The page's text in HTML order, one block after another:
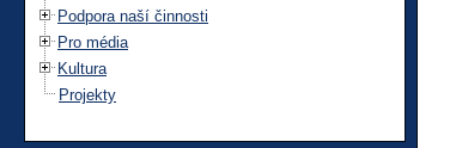
Podpora naší činnosti
Pro média
Kultura
Projekty